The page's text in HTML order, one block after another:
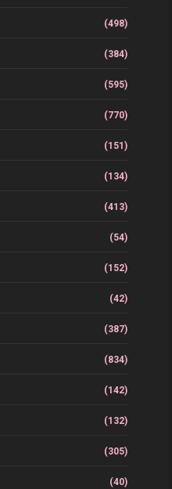
(498)
(384)
(595)
(770)
(151)
(134)
(413)
(54)
(152)
(42)
(387)
(834)
(142)
(132)
(305)
(40)